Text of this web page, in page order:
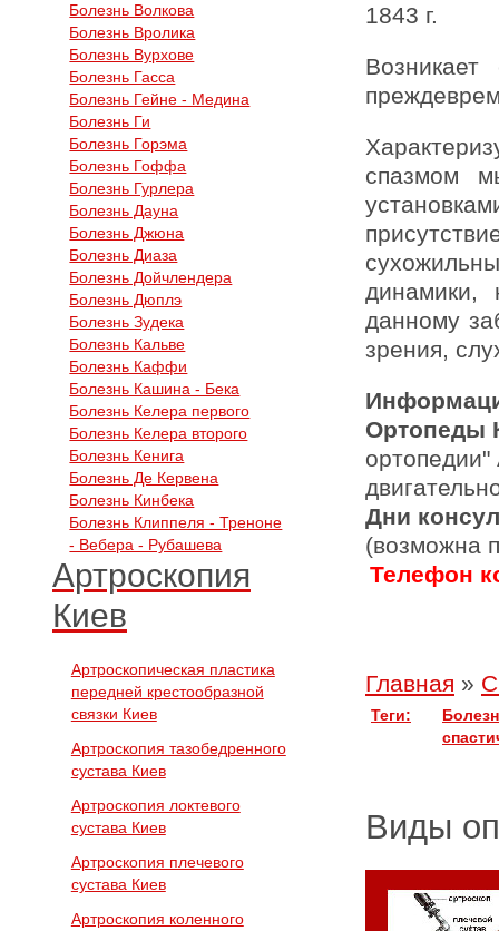
Болезнь Волкова
Болезнь Вролика
Болезнь Вурхове
Болезнь Гасса
Болезнь Гейне - Медина
Болезнь Ги
Болезнь Горэма
Болезнь Гоффа
Болезнь Гурлера
Болезнь Дауна
Болезнь Джюна
Болезнь Диаза
Болезнь Дойчлендера
Болезнь Дюплэ
Болезнь Зудека
Болезнь Кальве
Болезнь Каффи
Болезнь Кашина - Бека
Болезнь Келера первого
Болезнь Келера второго
Болезнь Кенига
Болезнь Де Кервена
Болезнь Кинбека
Болезнь Клиппеля - Треноне
- Вебера - Рубашева
Артроскопия
Киев
Артроскопическая пластика
передней крестообразной
связки Киев
Артроскопия тазобедренного
сустава Киев
Артроскопия локтевого
сустава Киев
Артроскопия плечевого
сустава Киев
Артроскопия коленного
1843 г.
спазмом
динамики,
данному
зрения,
Ортопеды
Дни
(возможна
Телефон
Главная »
Теги:
Виды